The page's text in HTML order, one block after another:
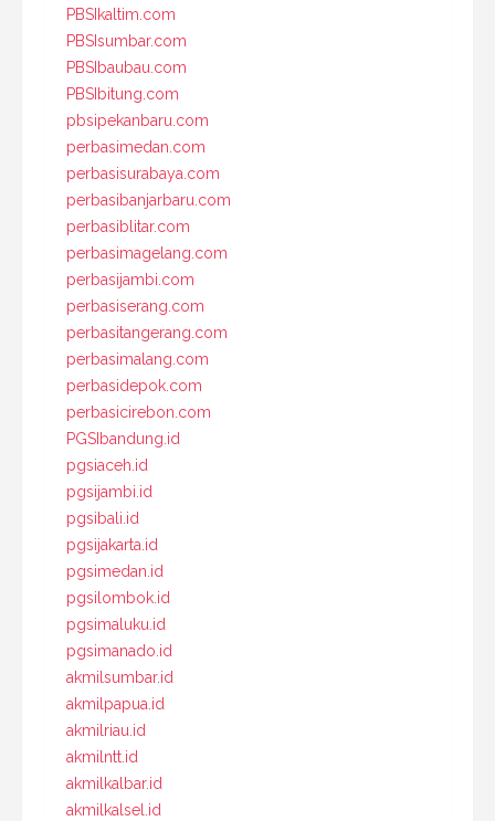
PBSIkaltim.com
PBSIsumbar.com
PBSIbaubau.com
PBSIbitung.com
pbsipekanbaru.com
perbasimedan.com
perbasisurabaya.com
perbasibanjarbaru.com
perbasiblitar.com
perbasimagelang.com
perbasijambi.com
perbasiserang.com
perbasitangerang.com
perbasimalang.com
perbasidepok.com
perbasicirebon.com
PGSIbandung.id
pgsiaceh.id
pgsijambi.id
pgsibali.id
pgsijakarta.id
pgsimedan.id
pgsilombok.id
pgsimaluku.id
pgsimanado.id
akmilsumbar.id
akmilpapua.id
akmilriau.id
akmilntt.id
akmilkalbar.id
akmilkalsel.id